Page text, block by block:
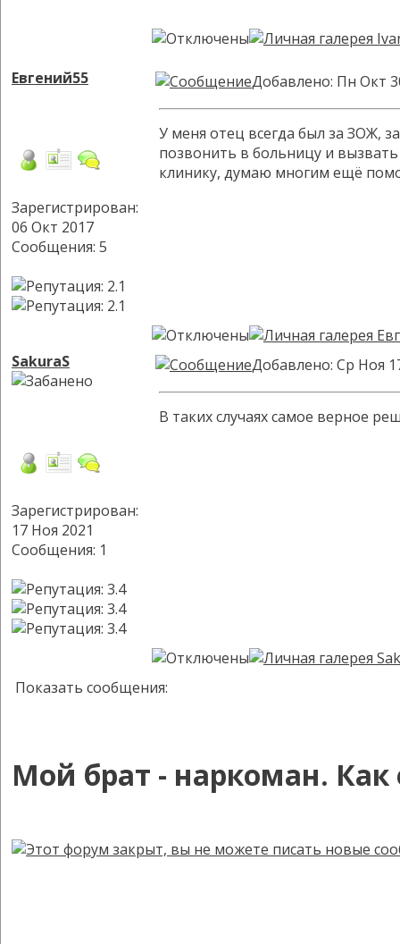
Евгений55
Зарегистрирован:
06 Окт 2017
Сообщения: 5
Добавлено: Пн Окт
У меня отец всегда был за ЗОЖ,
позвонить в больницу и вызвать
клинику, думаю многим ещё
SakuraS
Зарегистрирован:
17 Ноя 2021
Сообщения: 1
Добавлено: Ср Ноя
В таких случаях самое верное
Показать сообщения:
Мой брат - наркоман.